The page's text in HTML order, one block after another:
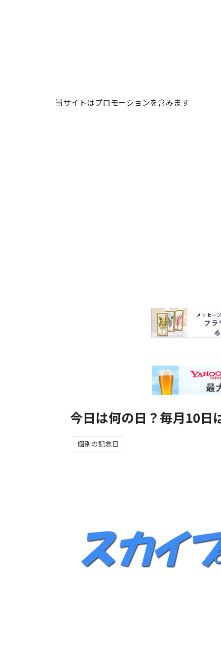
当サイトはプロモーションを含みます
今日は何の日？毎月10
個別の記念日